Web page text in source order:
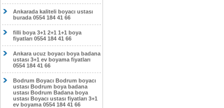
Ankarada kaliteli boyacı ustası
burada 0554 184 41 66
filli boya 3+1 2+1 1+1 boya
fiyatları 0554 184 41 66
Ankara ucuz boyacı boya badana
ustası 3+1 ev boyama fiyatları
0554 184 41 66
Bodrum Boyacı Bodrum boyacı
ustası Bodrum boya badana
ustası Bodrum Badana boya
ustası Boyacı ustası fiyatları 3+1
ev boyama 0554 184 41 66